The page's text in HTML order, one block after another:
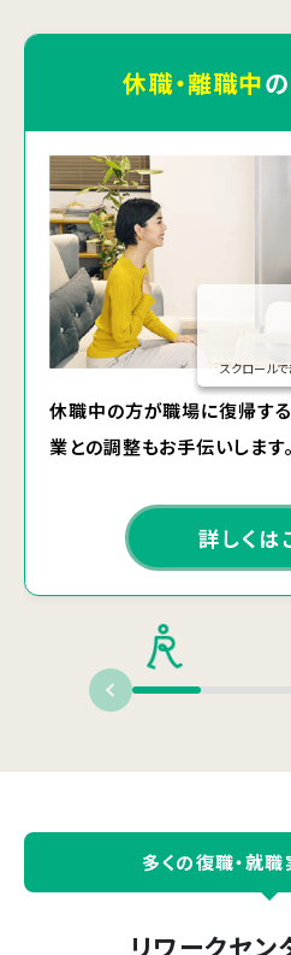
休職・離職中
休職中の方が職場に復帰す
業との調整もお手伝いします。
詳しくは
スクロールで
多くの復職・就
リワークセン